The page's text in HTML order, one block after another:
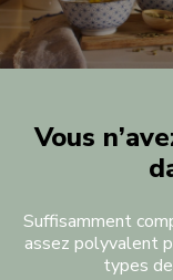
Vous
Suffisamment
assez polyvalent
types